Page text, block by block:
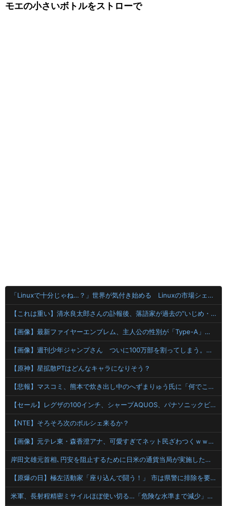
モエの小さいボトルをストローで
「Linuxで十分じゃね…？」世界が気付き始める Linuxの市場シェアが初めて10%超える
【これは重い】清水良太郎さんの訃報後、落語家が過去の“いじめ・暴行被害”を告発
【画像】最新ファイヤーエンブレム、主人公の性別が「Type-A」と「Type-B」になってしまう
【画像】週刊少年ジャンプさん ついに100万部を割ってしまう。何故ジャンプは読まれなくなったのか
【原神】星拡散PTはどんなキャラになりそう？
【悲報】マスコミ、熊本で炊き出し中のへずまりゅう氏に「何でこんなことを？」と質問ｗｗｗｗ
【セール】レグザの100インチ、シャープAQUOS、パナソニックビエラ、ハイセンス（100V型）などの４K液晶テレビがセール中！
【NTE】そろそろ次のポルシェ来るか？
【画像】元テレ東・森香澄アナ、可愛すぎてネット民ざわつくｗｗｗｗｗ 【Pickup05154345】
岸田文雄元首相､円安を阻止するために日米の通貨当局が実施した為替介入は｢一時しのぎに過ぎない｣との認識を示す
【原爆の日】極左活動家「座り込んで闘う！」 市は県警に排除を要請、広島県警は「威力業務妨害行為に当たると通告」一瞬で全員排除
米軍、長射程精密ミサイルほぼ使い切る…「危険な水準まで減少」と軍高官が警告！